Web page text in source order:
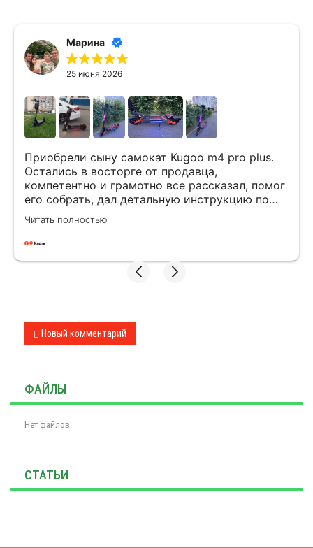
plus.
помог
Приобретали электросамокат. Всё
понравилось. Отличные сотрудники!
Новый комментарий
ФАЙЛЫ
СТАТЬИ